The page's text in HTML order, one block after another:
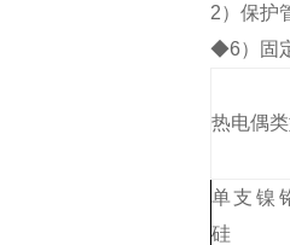
2）保护
◆6）固
热电偶
单支镍
硅